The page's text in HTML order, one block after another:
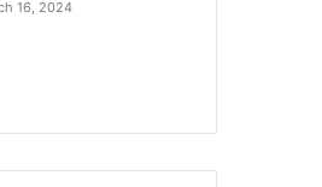
16, 2024